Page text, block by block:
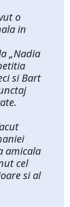
o
in
„Nadia
si Bart
amicala
cel
si al